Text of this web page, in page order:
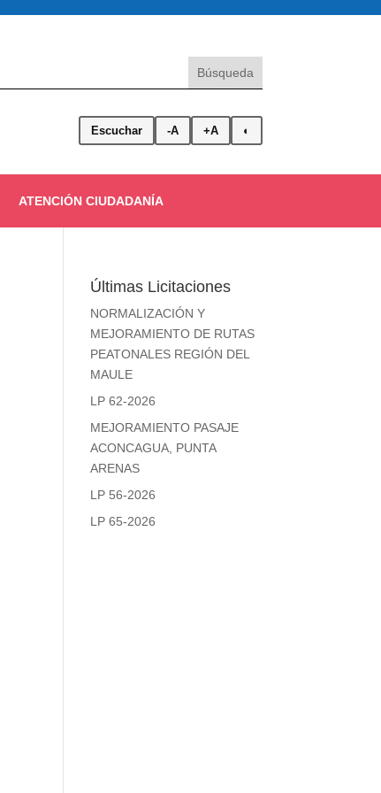
Escuchar -A +A ◐
ATENCIÓN CIUDADANÍA
Últimas Licitaciones
NORMALIZACIÓN Y
MEJORAMIENTO DE RUTAS
PEATONALES REGIÓN DEL
MAULE
LP 62-2026
MEJORAMIENTO PASAJE
ACONCAGUA, PUNTA
ARENAS
LP 56-2026
LP 65-2026